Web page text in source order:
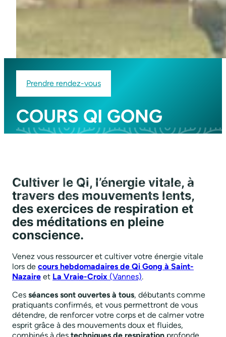
Prendre rendez-vous
COURS QI GONG
Cultiver le Qi, l’énergie vitale, à
travers des mouvements lents,
des exercices de respiration et
des méditations en pleine
conscience.
Venez vous ressourcer et cultiver votre énergie vitale
lors de cours hebdomadaires de Qi Gong à Saint-
Nazaire et La Vraie-Croix (Vannes).
Ces séances sont ouvertes à tous, débutants comme
pratiquants confirmés, et vous permettront de vous
détendre, de renforcer votre corps et de calmer votre
esprit grâce à des mouvements doux et fluides,